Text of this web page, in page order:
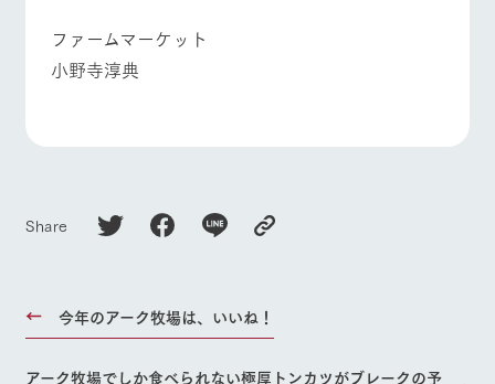
ペットをお連れの
お客様へ
ファームマーケット
小野寺淳典
Share
今年のアーク牧場は、いいね！
アーク牧場でしか食べられない極厚トンカツがブレークの予